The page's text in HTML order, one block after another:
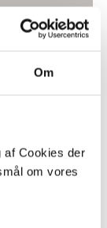
Om
af Cookies der
om vores